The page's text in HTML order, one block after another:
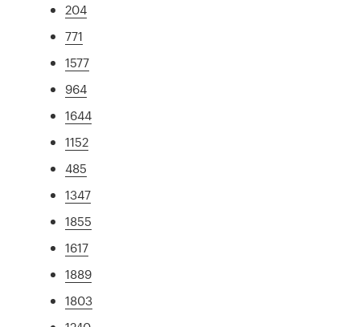
204
771
1577
964
1644
1152
485
1347
1855
1617
1889
1803